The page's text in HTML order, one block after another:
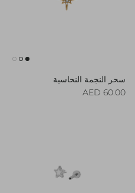
سحر النجمة النحاسية
Regular price
60.00 AED